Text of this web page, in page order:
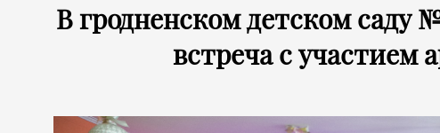
В гродненском детском саду
встреча с участием